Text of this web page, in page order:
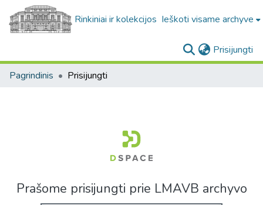
Rinkiniai ir kolekcijos Ieškoti visame archyve
Prisijungti
Pagrindinis Prisijungti
Prašome prisijungti prie LMAVB archyvo